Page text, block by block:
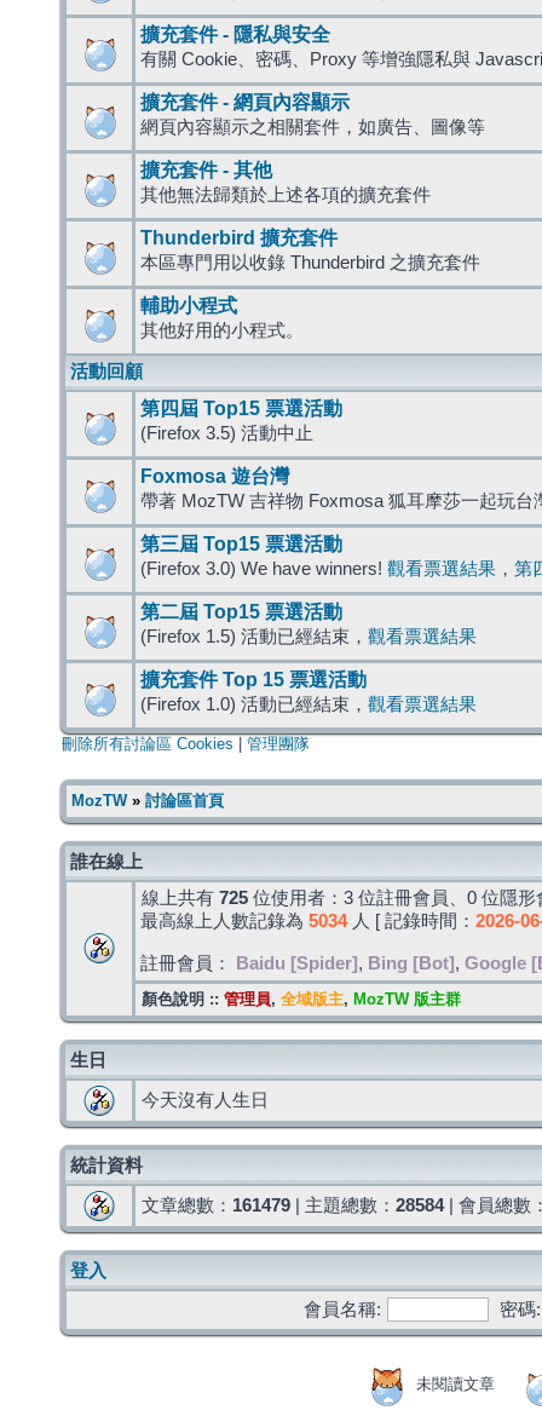
擴充套件 - 隱私與安全
有關 Cookie、密碼、Proxy 等增強隱私與
擴充套件 - 網頁內容顯示
網頁內容顯示之相關套件，如廣告、圖像等
擴充套件 - 其他
其他無法歸類於上述各項的擴充套件
Thunderbird 擴充套件
本區專門用以收錄 Thunderbird 之擴充套件
輔助小程式
其他好用的小程式。
活動回顧
第四屆 Top15 票選活動
(Firefox 3.5) 活動中止
Foxmosa 遊台灣
帶著 MozTW 吉祥物 Foxmosa 狐耳摩莎一起玩台
第三屆 Top15 票選活動
(Firefox 3.0) We have winners! 觀看票選結果 ， 第
第二屆 Top15 票選活動
(Firefox 1.5) 活動已經結束， 觀看票選結果
擴充套件 Top 15 票選活動
(Firefox 1.0) 活動已經結束， 觀看票選結果
刪除所有討論區 Cookies 管理團隊
MozTW» 討論區首頁
誰在線上
線上共有 725 位使用者：3 位註冊會員、0 位隱
最高線上人數記錄為 5034人 [ 記錄時間： 2026-
註冊會員： Baidu [Spider] , Bing [Bot] , Google
顏色說明 :: 管理員, 全域版主, MozTW 版主群
生日
今天沒有人生日
統計資料
文章總數： 161479 | 主題總數： 28584| 會員總數
登入
會員名稱:
密碼:
未閱讀文章